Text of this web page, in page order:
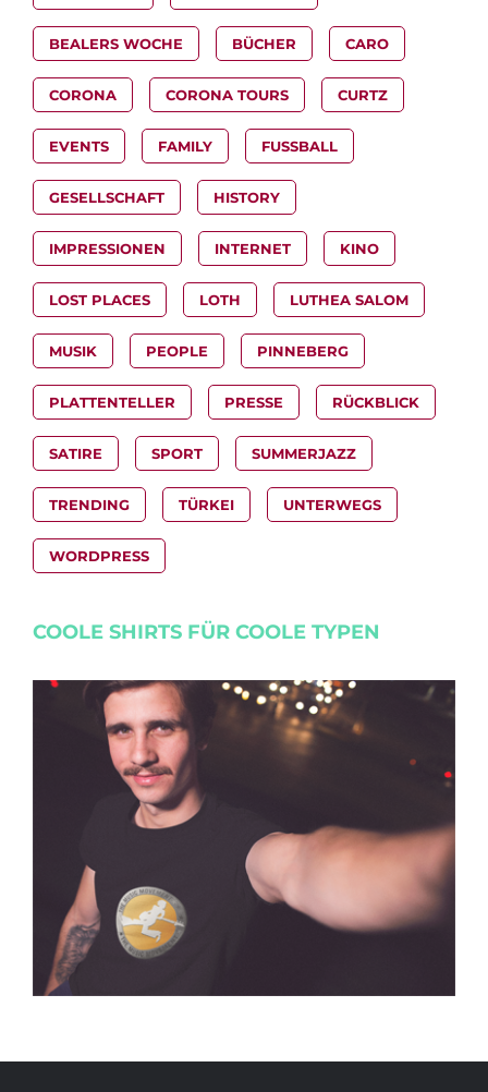
BEALERS WOCHE BÜCHER CARO
CORONA CORONA TOURS CURTZ
EVENTS FAMILY FUSSBALL
GESELLSCHAFT HISTORY
IMPRESSIONEN INTERNET KINO
LOST PLACES LOTH LUTHEA SALOM
MUSIK PEOPLE PINNEBERG
PLATTENTELLER PRESSE RÜCKBLICK
SATIRE SPORT SUMMERJAZZ
TRENDING TÜRKEI UNTERWEGS
WORDPRESS
COOLE SHIRTS FÜR COOLE TYPEN